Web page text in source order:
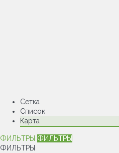
Сетка
Список
Карта
ФИЛЬТРЫ ФИЛЬТРЫ
ФИЛЬТРЫ